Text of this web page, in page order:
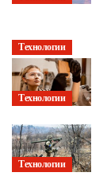
Технологии
Технологии
Технологии